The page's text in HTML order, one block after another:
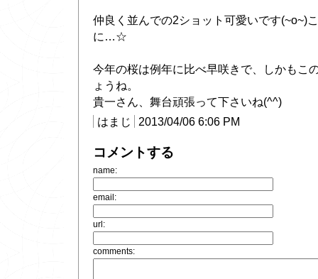
仲良く並んでの2ショット可愛いです(~o~)
に…☆
今年の桜は例年に比べ早咲きで、しかもこ
ょうね。
貴一さん、舞台頑張って下さいね(^^)
はまじ
2013/04/06 6:06 PM
コメントする
name:
email:
url:
comments: